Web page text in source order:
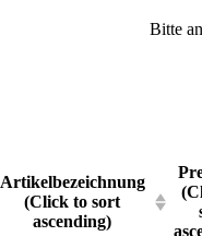
Bitte
Artikelbezeichnung
(Click to sort
ascending)